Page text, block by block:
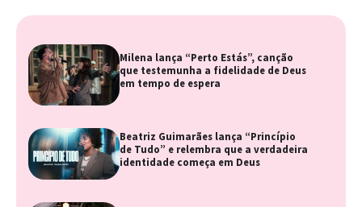
Milena lança “Perto Estás”, canção
que testemunha a fidelidade de Deus
em tempo de espera
Beatriz Guimarães lança “Princípio
de Tudo” e relembra que a verdadeira
identidade começa em Deus